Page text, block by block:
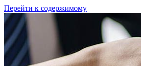
Перейти к содержимому